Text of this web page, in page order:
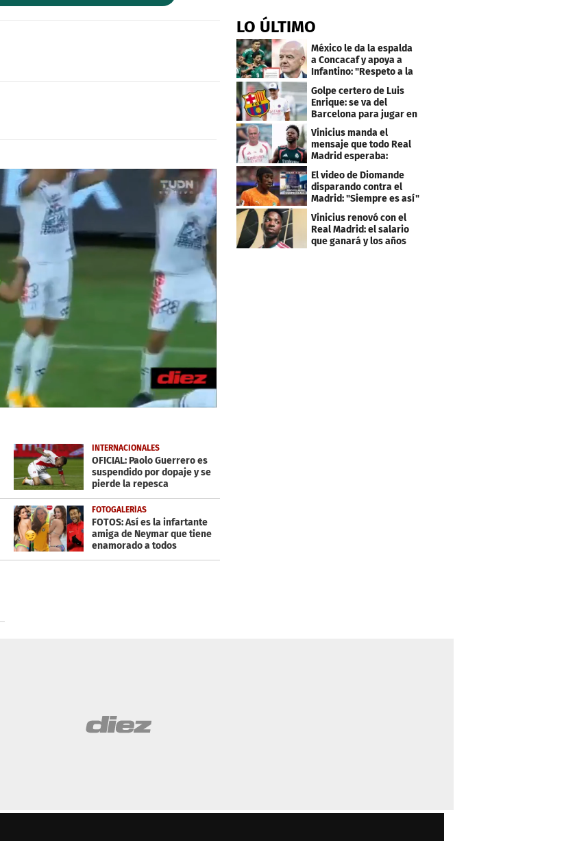
INTERNACIONALES
OFICIAL: Paolo Guerrero es
suspendido por dopaje y se
pierde la repesca
FOTOGALERÍAS
FOTOS: Así es la infartante
amiga de Neymar que tiene
enamorado a todos
LO ÚLTIMO
México le da la espalda
a Concacaf y apoya a
Infantino: "Respeto a la
gobernanza"
Golpe certero de Luis
Enrique: se va del
Barcelona para jugar en
el PSG
Vinicius manda el
mensaje que todo Real
Madrid esperaba:
"Mourinho..."
El video de Diomande
disparando contra el
Madrid: "Siempre es así"
Vinicius renovó con el
Real Madrid: el salario
que ganará y los años